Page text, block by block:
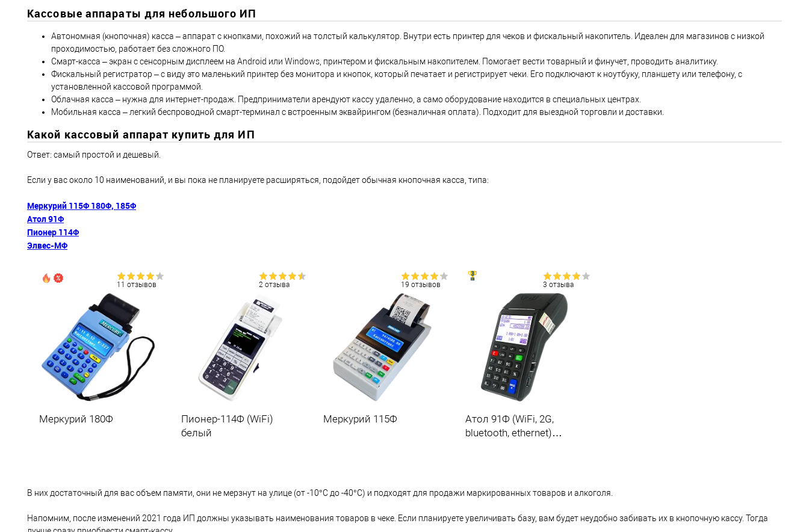
Кассовые аппараты для небольшого ИП
Автономная (кнопочная) касса – аппарат с кнопками, похожий на толстый калькулятор. Внутри есть принтер для чеков и фискальный накопитель. Идеален для магазинов с низкой
проходимостью, работает без сложного ПО.
Смарт-касса – экран с сенсорным дисплеем на Android или Windows, принтером и фискальным накопителем. Помогает вести товарный и финучет, проводить аналитику.
Фискальный регистратор – с виду это маленький принтер без монитора и кнопок, который печатает и регистрирует чеки. Его подключают к ноутбуку, планшету или телефону, с
установленной кассовой программой.
Облачная касса – нужна для интернет-продаж. Предприниматели арендуют кассу удаленно, а само оборудование находится в специальных центрах.
Мобильная касса – легкий беспроводной смарт-терминал с встроенным эквайрингом (безналичная оплата). Подходит для выездной торговли и доставки.
Какой кассовый аппарат купить для ИП
Ответ: самый простой и дешевый.
Если у вас около 10 наименований, и вы пока не планируете расширяться, подойдет обычная кнопочная касса, типа:
Меркурий 115Ф 180Ф, 185Ф
Атол 91Ф
Пионер 114Ф
Элвес-МФ
11 отзывов
Меркурий 180Ф
2 отзыва
Пионер-114Ф (WiFi)
белый
19 отзывов
Меркурий 115Ф
3 отзыва
Атол 91Ф (WiFi, 2G,
bluetooth, ethernet)
В них достаточный для вас объем памяти, они не мерзнут на улице (от -10°C до -40°C) и подходят для продажи маркированных товаров и алкоголя.
Напомним, после изменений 2021 года ИП должны указывать наименования товаров в чеке. Если планируете увеличивать базу, вам будет неудобно забивать их в кнопочную кассу. Тогда